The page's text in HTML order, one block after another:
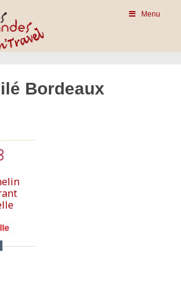
Menu
Bordeaux